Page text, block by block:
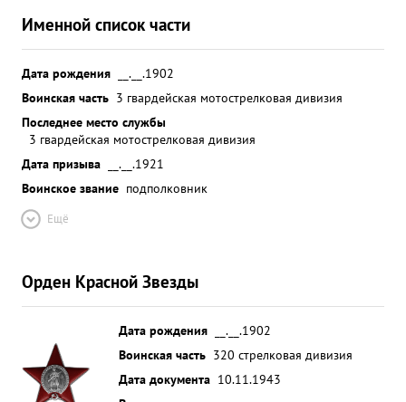
Именной список части
Дата рождения
__.__.1902
Воинская часть 3 гвардейская мотострелковая дивизия
Последнее место службы
3 гвардейская мотострелковая дивизия
Дата призыва
__.__.1921
Воинское звание подполковник
Ещё
Орден Красной Звезды
Дата рождения
__.__.1902
Воинская часть 320 стрелковая дивизия
Дата документа 10.11.1943